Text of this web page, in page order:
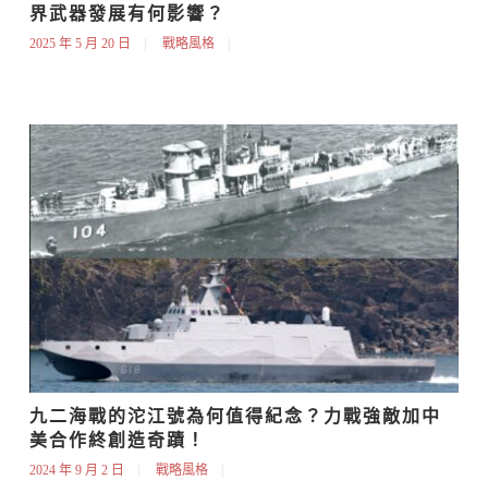
界武器發展有何影響？
2025 年 5 月 20 日 戰略風格
九二海戰的沱江號為何值得紀念？力戰強敵加中
美合作終創造奇蹟！
2024 年 9 月 2 日 戰略風格